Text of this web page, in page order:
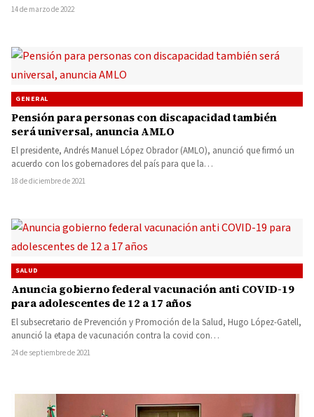
14 de marzo de 2022
GENERAL
Pensión para personas con discapacidad también
será universal, anuncia AMLO
El presidente, Andrés Manuel López Obrador (AMLO), anunció que firmó un
acuerdo con los gobernadores del país para que la…
18 de diciembre de 2021
SALUD
Anuncia gobierno federal vacunación anti COVID-19
para adolescentes de 12 a 17 años
El subsecretario de Prevención y Promoción de la Salud, Hugo López-Gatell,
anunció la etapa de vacunación contra la covid con…
24 de septiembre de 2021